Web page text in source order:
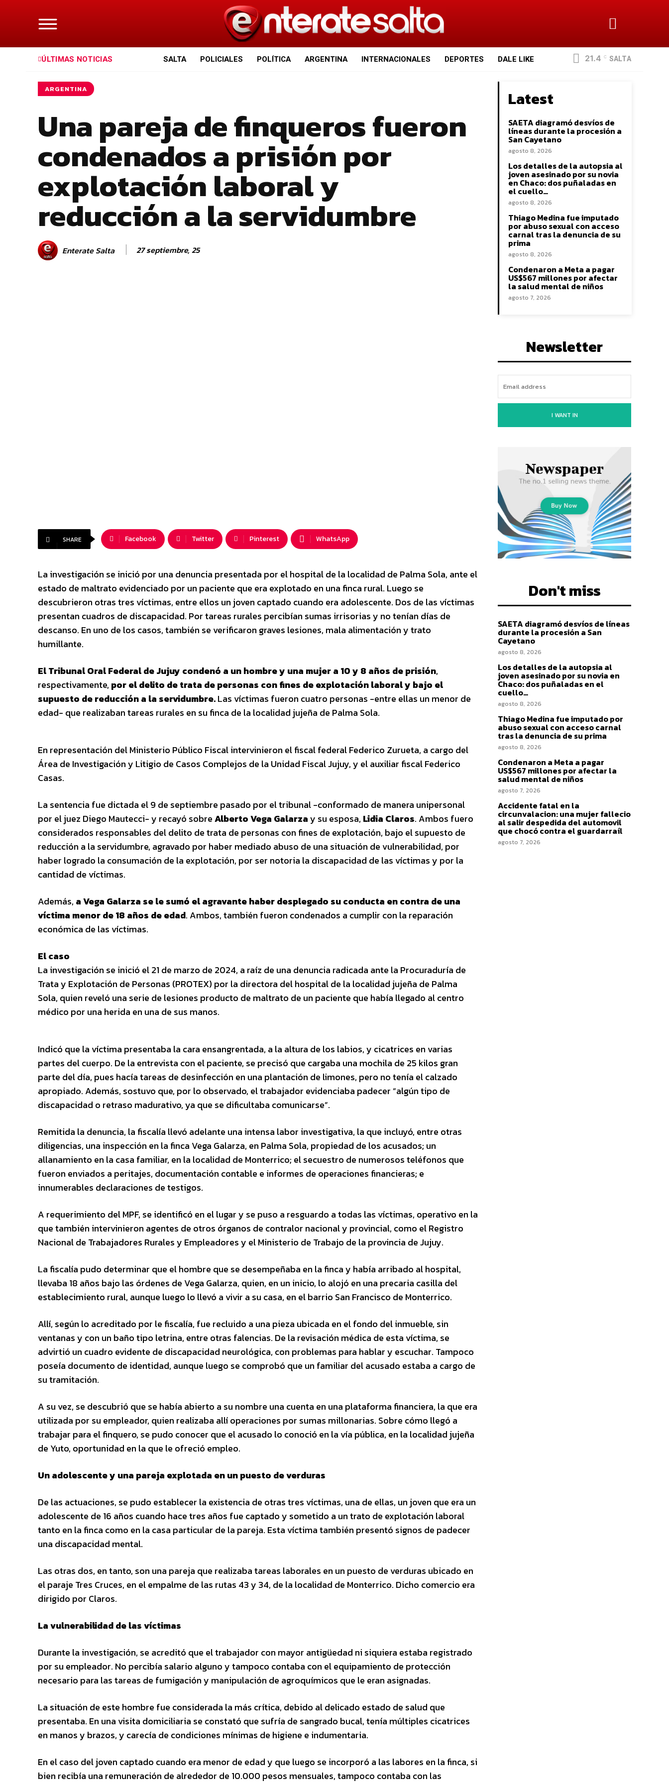
ÚLTIMAS NOTICIAS SALTA POLICIALES POLÍTICA ARGENTINA INTERNACIONALES DEPORTES DALE LIKE 21.4 C SALTA
ARGENTINA
Una pareja de finqueros fueron
condenados a prisión por
explotación laboral y
reducción a la servidumbre
Enterate Salta 27 septiembre, 25
SHARE Facebook Twitter Pinterest WhatsApp
La investigación se inició por una denuncia presentada por el hospital de la localidad de Palma Sola, ante el
estado de maltrato evidenciado por un paciente que era explotado en una finca rural. Luego se
descubrieron otras tres víctimas, entre ellos un joven captado cuando era adolescente. Dos de las víctimas
presentan cuadros de discapacidad. Por tareas rurales percibían sumas irrisorias y no tenían días de
descanso. En uno de los casos, también se verificaron graves lesiones, mala alimentación y trato
humillante.
El Tribunal Oral Federal de Jujuy condenó a un hombre y una mujer a 10 y 8 años de prisión,
respectivamente, por el delito de trata de personas con fines de explotación laboral y bajo el
supuesto de reducción a la servidumbre.Las víctimas fueron cuatro personas -entre ellas un menor de
edad- que realizaban tareas rurales en su finca de la localidad jujeña de Palma Sola.
En representación del Ministerio Público Fiscal intervinieron el fiscal federal Federico Zurueta, a cargo del
Área de Investigación y Litigio de Casos Complejos de la Unidad Fiscal Jujuy, y el auxiliar fiscal Federico
Casas.
La sentencia fue dictada el 9 de septiembre pasado por el tribunal -conformado de manera unipersonal
por el juez Diego Mautecci- y recayó sobreAlberto Vega Galarzay su esposa, Lidia Claros. Ambos fuero
considerados responsables del delito de trata de personas con fines de explotación, bajo el supuesto de
reducción a la servidumbre, agravado por haber mediado abuso de una situación de vulnerabilidad, por
haber logrado la consumación de la explotación, por ser notoria la discapacidad de las víctimas y por la
cantidad de víctimas.
Además, a Vega Galarza se le sumó el agravante haber desplegado su conducta en contra de una
víctima menor de 18 años de edad. Ambos, también fueron condenados a cumplir con la reparación
económica de las víctimas.
El caso
La investigación se inició el 21 de marzo de 2024, a raíz de una denuncia radicada ante la Procuraduría de
Trata y Explotación de Personas (PROTEX) por la directora del hospital de la localidad jujeña de Palma
Sola, quien reveló una serie de lesiones producto de maltrato de un paciente que había llegado al centro
médico por una herida en una de sus manos.
Indicó que la víctima presentaba la cara ensangrentada, a la altura de los labios, y cicatrices en varias
partes del cuerpo. De la entrevista con el paciente, se precisó que cargaba una mochila de 25 kilos gran
parte del día, pues hacía tareas de desinfección en una plantación de limones, pero no tenía el calzado
apropiado. Además, sostuvo que, por lo observado, el trabajador evidenciaba padecer “algún tipo de
discapacidad o retraso madurativo, ya que se dificultaba comunicarse”.
Remitida la denuncia, la fiscalía llevó adelante una intensa labor investigativa, la que incluyó, entre otras
diligencias, una inspección en la finca Vega Galarza, en Palma Sola, propiedad de los acusados; un
allanamiento en la casa familiar, en la localidad de Monterrico; el secuestro de numerosos teléfonos que
fueron enviados a peritajes, documentación contable e informes de operaciones financieras; e
innumerables declaraciones de testigos.
A requerimiento del MPF, se identificó en el lugar y se puso a resguardo a todas las víctimas, operativo en la
que también intervinieron agentes de otros órganos de contralor nacional y provincial, como el Registro
Nacional de Trabajadores Rurales y Empleadores y el Ministerio de Trabajo de la provincia de Jujuy.
La fiscalía pudo determinar que el hombre que se desempeñaba en la finca y había arribado al hospital,
llevaba 18 años bajo las órdenes de Vega Galarza, quien, en un inicio, lo alojó en una precaria casilla del
establecimiento rural, aunque luego lo llevó a vivir a su casa, en el barrio San Francisco de Monterrico.
Allí, según lo acreditado por le fiscalía, fue recluido a una pieza ubicada en el fondo del inmueble, sin
ventanas y con un baño tipo letrina, entre otras falencias. De la revisación médica de esta víctima, se
advirtió un cuadro evidente de discapacidad neurológica, con problemas para hablar y escuchar. Tampoco
poseía documento de identidad, aunque luego se comprobó que un familiar del acusado estaba a cargo de
su tramitación.
A su vez, se descubrió que se había abierto a su nombre una cuenta en una plataforma financiera, la que era
utilizada por su empleador, quien realizaba allí operaciones por sumas millonarias. Sobre cómo llegó a
trabajar para el finquero, se pudo conocer que el acusado lo conoció en la vía pública, en la localidad jujeña
de Yuto, oportunidad en la que le ofreció empleo.
Un adolescente y una pareja explotada en un puesto de verduras
De las actuaciones, se pudo establecer la existencia de otras tres víctimas, una de ellas, un joven que era un
adolescente de 16 años cuando hace tres años fue captado y sometido a un trato de explotación laboral
tanto en la finca como en la casa particular de la pareja. Esta víctima también presentó signos de padecer
una discapacidad mental.
Las otras dos, en tanto, son una pareja que realizaba tareas laborales en un puesto de verduras ubicado en
el paraje Tres Cruces, en el empalme de las rutas 43 y 34, de la localidad de Monterrico. Dicho comercio era
dirigido por Claros.
La vulnerabilidad de las víctimas
Durante la investigación, se acreditó que el trabajador con mayor antigüedad ni siquiera estaba registrado
por su empleador. No percibía salario alguno y tampoco contaba con el equipamiento de protección
necesario para las tareas de fumigación y manipulación de agroquímicos que le eran asignadas.
La situación de este hombre fue considerada la más crítica, debido al delicado estado de salud que
presentaba. En una visita domiciliaria se constató que sufría de sangrado bucal, tenía múltiples cicatrices
en manos y brazos, y carecía de condiciones mínimas de higiene e indumentaria.
En el caso del joven captado cuando era menor de edad y que luego se incorporó a las labores en la finca, si
bien recibía una remuneración de alrededor de 10.000 pesos mensuales, tampoco contaba con las
Latest
SAETA diagramó desvíos de
líneas durante la procesión a
San Cayetano
agosto 8, 2026
Los detalles de la autopsia al
joven asesinado por su novia
en Chaco: dos puñaladas en
el cuello…
agosto 8, 2026
Thiago Medina fue imputado
por abuso sexual con acceso
carnal tras la denuncia de su
prima
agosto 8, 2026
Condenaron a Meta a pagar
US$567 millones por afectar
la salud mental de niños
agosto 7, 2026
Newsletter
I WANT IN
Don't miss
SAETA diagramó desvíos de líneas
durante la procesión a San
Cayetano
agosto 8, 2026
Los detalles de la autopsia al
joven asesinado por su novia en
Chaco: dos puñaladas en el
cuello…
agosto 8, 2026
Thiago Medina fue imputado por
abuso sexual con acceso carnal
tras la denuncia de su prima
agosto 8, 2026
Condenaron a Meta a pagar
US$567 millones por afectar la
salud mental de niños
agosto 7, 2026
Accidente fatal en la
circunvalacion: una mujer fallecio
al salir despedida del automovil
que chocó contra el guardarraíl
agosto 7, 2026